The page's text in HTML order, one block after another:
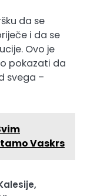
da se
i da se
Ovo je
pokazati da
svega –
Vaskrs
,